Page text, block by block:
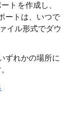
トを作成し、
ートは、いつで
イル形式でダウ
ずれかの場所に